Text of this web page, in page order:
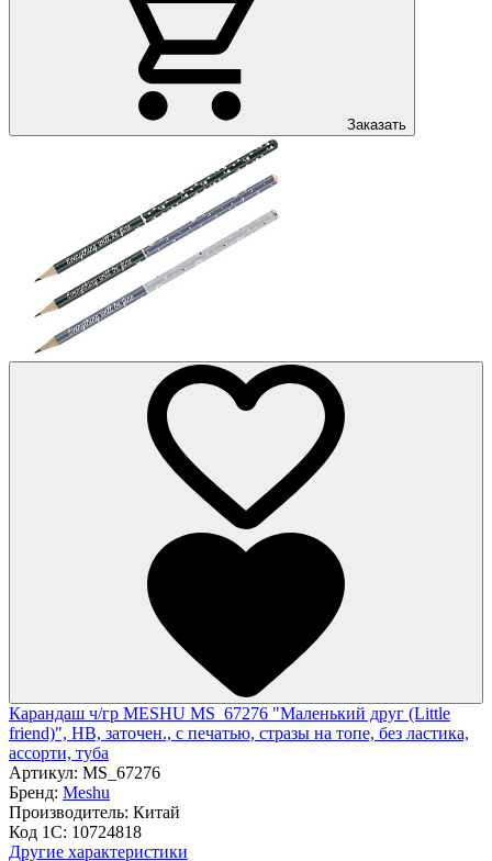
Заказать
Карандаш ч/гр MESHU MS_67276 "Маленький друг (Little
friend)", HB, заточен., с печатью, стразы на топе, без ластика,
ассорти, туба
Артикул: MS_67276
Бренд: Meshu
Производитель: Китай
Код 1С: 10724818
Другие характеристики